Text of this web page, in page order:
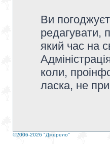
Ви
редагувати,
який час на
коли,
ласка, не
©2006-2026 "Джерело"